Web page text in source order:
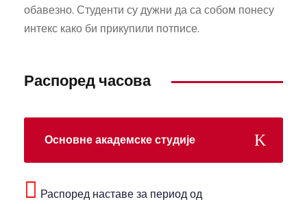
обавезно. Студенти су дужни да са собом понесу
интекс како би прикупили потписе.
Распоред часова
Основне академске студије
Распоред наставе за период од